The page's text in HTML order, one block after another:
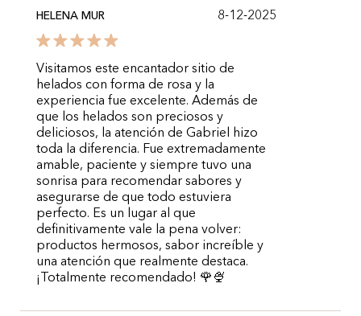
HELENA MUR 8-12-2025
Visitamos este encantador sitio de
helados con forma de rosa y la
experiencia fue excelente. Además de
que los helados son preciosos y
deliciosos, la atención de Gabriel hizo
toda la diferencia. Fue extremadamente
amable, paciente y siempre tuvo una
sonrisa para recomendar sabores y
asegurarse de que todo estuviera
perfecto. Es un lugar al que
definitivamente vale la pena volver:
productos hermosos, sabor increíble y
una atención que realmente destaca.
¡Totalmente recomendado! 🌹🍨